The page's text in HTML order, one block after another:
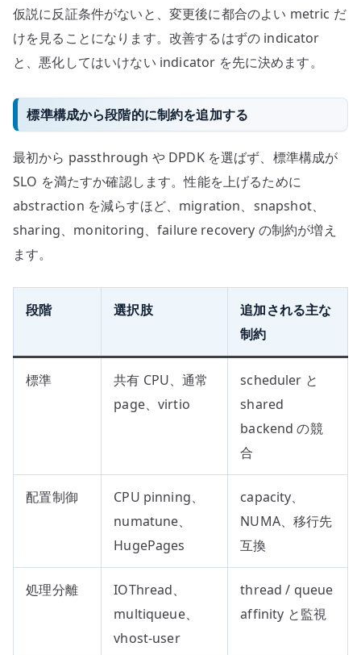
仮説に反証条件がないと、変更後に都合のよい metric だ
けを見ることになります。改善するはずの indicator
と、悪化してはいけない indicator を先に決めます。
標準構成から段階的に制約を追加する
最初から passthrough や DPDK を選ばず、標準構成が
SLO を満たすか確認します。性能を上げるために
abstraction を減らすほど、migration、snapshot、
sharing、monitoring、failure recovery の制約が増え
ます。
段階 選択肢
追加される主な
制約
標準
共有 CPU、通常
page、virtio
scheduler と
shared
backend の競
合
配置制御
CPU pinning、
numatune、
HugePages
capacity、
NUMA、移行先
互換
処理分離
IOThread、
multiqueue、
vhost-user
thread / queue
affinity と監視